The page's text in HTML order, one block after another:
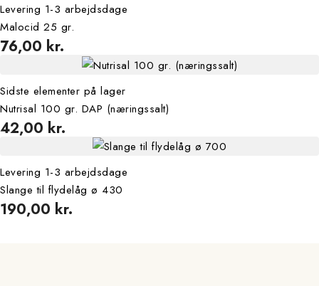
Levering 1-3 arbejdsdage
Malocid 25 gr.
76,00 kr.
Sidste elementer på lager
Nutrisal 100 gr. DAP (næringssalt)
42,00 kr.
Levering 1-3 arbejdsdage
Slange til flydelåg ø 430
190,00 kr.